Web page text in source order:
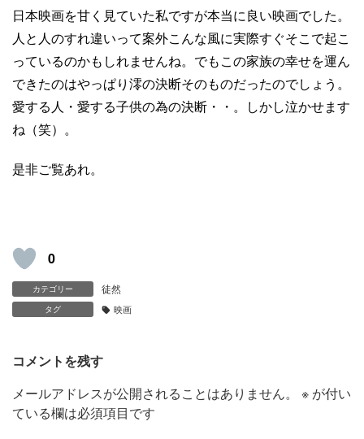
日本映画を甘く見ていた私ですが本当に良い映画でした。
人と人のすれ違いって案外こんな風に実際すぐそこで起こ
っているのかもしれませんね。でもこの家族の幸せを運ん
できたのはやっぱり澪の決断そのものだったのでしょう。
愛する人・愛する子供の為の決断・・。しかし泣かせます
ね（笑）。
是非ご覧あれ。
0
カテゴリー 徒然
タグ 映画
コメントを残す
メールアドレスが公開されることはありません。
※ が付い
ている欄は必須項目です